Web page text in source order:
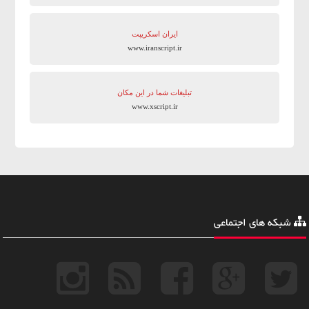
ایران اسکریپت
www.iranscript.ir
تبلیغات شما در این مکان
www.xscript.ir
شبکه های اجتماعی